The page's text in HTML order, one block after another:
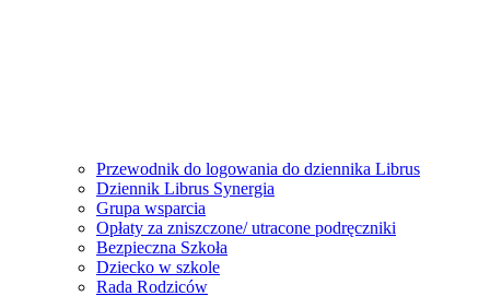
Przewodnik do logowania do dziennika Librus
Dziennik Librus Synergia
Grupa wsparcia
Opłaty za zniszczone/ utracone podręczniki
Bezpieczna Szkoła
Dziecko w szkole
Rada Rodziców